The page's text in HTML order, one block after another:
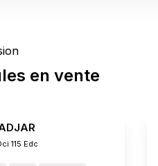
en vente
115 Edc